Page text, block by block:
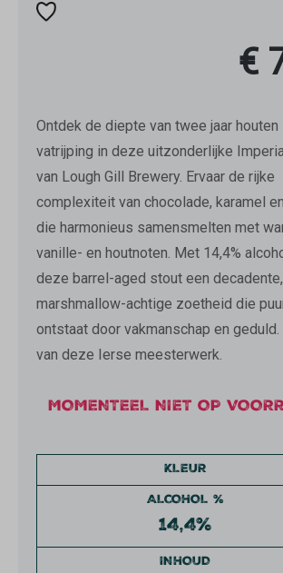
€
Ontdek de diepte van twee jaar houten
vatrijping in deze uitzonderlijke
van Lough Gill Brewery. Ervaar de rijke
complexiteit van chocolade, karamel
die harmonieus samensmelten met
vanille- en houtnoten. Met 14,4%
deze barrel-aged stout een decadente,
marshmallow-achtige zoetheid die
ontstaat door vakmanschap en geduld.
van deze Ierse meesterwerk.
KLEUR
ALCOHOL %
14,4%
INHOUD
MOMENTEEL NIET OP